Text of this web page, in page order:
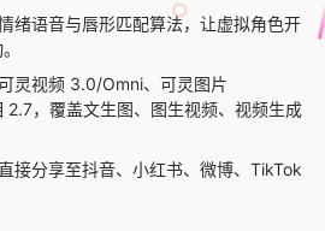
绪语音与唇形匹配算法，让虚拟角色开
灵视频 3.0/Omni、可灵图片
，覆盖文生图、图生视频、视频生成
接分享至抖音、小红书、微博、TikTok